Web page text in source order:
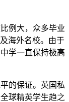
例大，众多毕业
海外名校。由于
学一直保持极高
的保证。英国私
球精英学生趋之